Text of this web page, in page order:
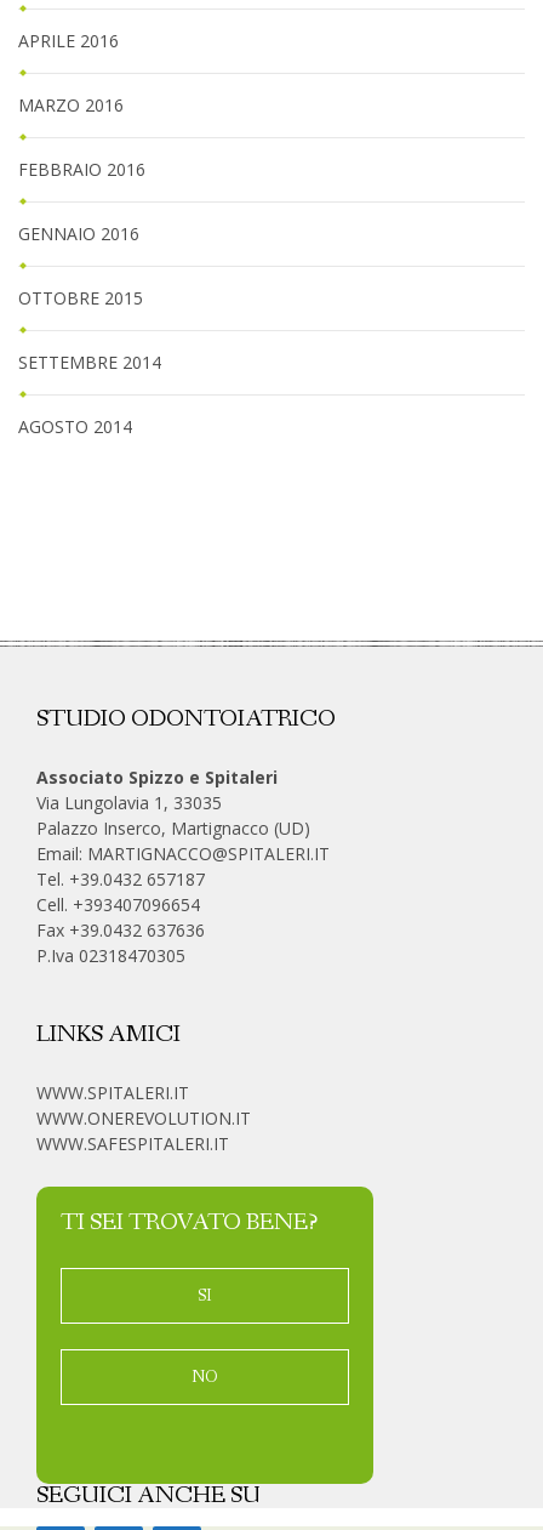
APRILE 2016
MARZO 2016
FEBBRAIO 2016
GENNAIO 2016
OTTOBRE 2015
SETTEMBRE 2014
AGOSTO 2014
STUDIO ODONTOIATRICO
Associato Spizzo e Spitaleri
Via Lungolavia 1, 33035
Palazzo Inserco, Martignacco (UD)
Email: MARTIGNACCO@SPITALERI.IT
Tel. +39.0432 657187
Cell. +393407096654
Fax +39.0432 637636
P.Iva 02318470305
LINKS AMICI
WWW.SPITALERI.IT
WWW.ONEREVOLUTION.IT
WWW.SAFESPITALERI.IT
TI SEI TROVATO BENE?
SI
NO
SEGUICI ANCHE SU